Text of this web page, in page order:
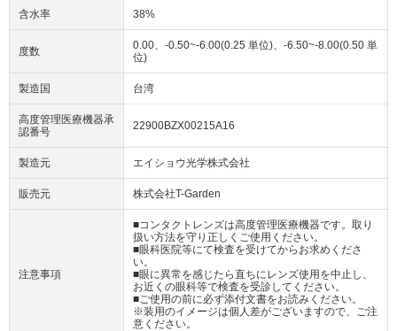
含水率 38%
度数
0.00、-0.50~-6.00(0.25 単位)、-6.50~-8.00(0.50 単
位)
製造国 台湾
高度管理医療機器承
認番号
22900BZX00215A16
製造元 エイショウ光学株式会社
販売元 株式会社T-Garden
注意事項
■コンタクトレンズは高度管理医療機器です。取り
扱い方法を守り正しくご使用ください。
■眼科医院等にて検査を受けてからお求めくださ
い。
■眼に異常を感じたら直ちにレンズ使用を中止し、
お近くの眼科等で検査を受診してください。
■ご使用の前に必ず添付文書をお読みください。
※装用のイメージは個人差がございますので、ご注
意ください。